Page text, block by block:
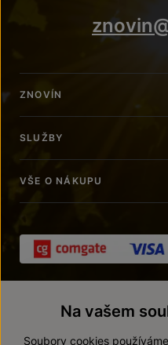
ZNOVÍN
SLUŽBY
VŠE O NÁKUPU
Na vašem
Soubory cookies